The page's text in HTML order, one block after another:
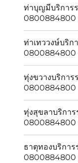
ท่าบุญมีบริการ
0800884800
ท่าเทววงษ์บริ
0800884800
ทุ่งขวางบริกา
0800884800
ทุ่งสุขลาบริกา
0800884800
ธาตุทองบริกา
0800884800